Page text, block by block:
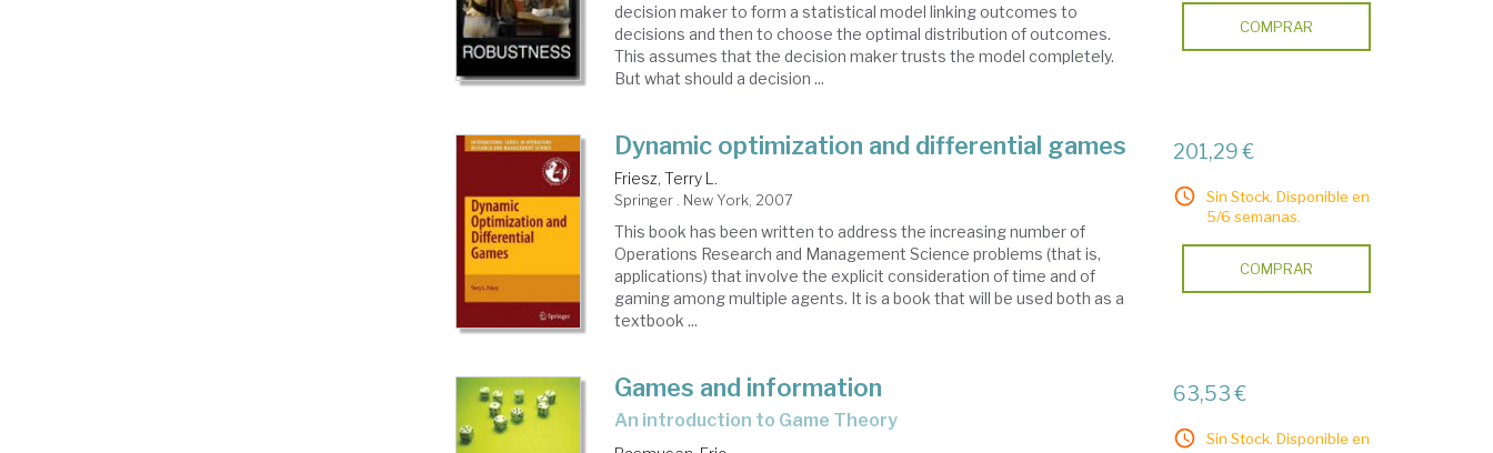
decision maker to form a statistical model linking outcomes to
decisions and then to choose the optimal distribution of outcomes.
This assumes that the decision maker trusts the model completely.
But what should a decision ...
COMPRAR
Dynamic optimization and differential games
Friesz, Terry L.
Springer . New York, 2007
This book has been written to address the increasing number of
Operations Research and Management Science problems (that is,
applications) that involve the explicit consideration of time and of
gaming among multiple agents. It is a book that will be used both as a
textbook ...
201,29 €
Sin Stock. Disponible en
5/6 semanas.
COMPRAR
Games and information
an introduction to Game Theory
63,53 €
Sin Stock. Disponible en